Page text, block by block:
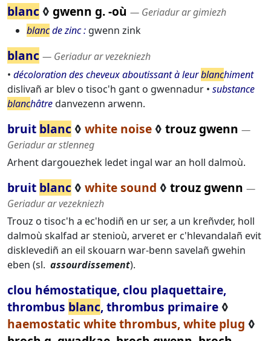
blanc ◊ gwenn g. -où ― Geriadur ar gimiezh
blancde zinc gwenn zink
blanc ― Geriadur ar vezekniezh
• décoloration des cheveux aboutissant à leurblanchiment
dislivañ ar blev o tisoc'h gant o gwennadur • substance
blanchâtredanvezenn arwenn.
bruit blanc ◊ white noise ◊ trouz gwenn ―
Geriadur ar stlenneg
Arhent dargouezhek ledet ingal war an holl dalmoù.
bruit blanc ◊ white sound ◊ trouz gwenn ―
Geriadur ar vezekniezh
Trouz o tisoc'h a ec'hodiñ en ur ser, a un kreñvder, holl
dalmoù skalfad ar stenioù, arveret er c'hlevandalañ evit
disklevediñ an eil skouarn war-benn savelañ gwehin
eben (sl. assourdissement).
clou hémostatique, clou plaquettaire,
thrombus blanc, thrombus primaire ◊
haemostatic white thrombus, white plug ◊